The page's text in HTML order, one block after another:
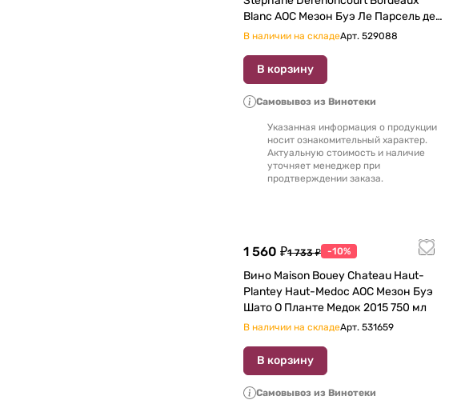
Blanc AOC Мезон Буэ Ле Парсель де
Стефан Деренонкур Бордо Блан 750
В наличии на складеАрт. 529088
В корзину
Самовывоз из Винотеки
Указанная информация о продукции
носит ознакомительный характер.
Актуальную стоимость и наличие
уточняет менеджер при
продтверждении заказа.
1 560 ₽1 733 ₽ -10%
Вино Maison Bouey Chateau Haut-
Plantey Haut-Medoc AOC Мезон Буэ
Шато О Планте Медок 2015 750 мл
В наличии на складеАрт. 531659
В корзину
Самовывоз из Винотеки